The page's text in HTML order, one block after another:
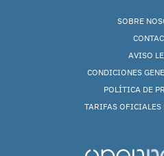
SOBRE
AVISO
CONDICIONES
POLÍTICA DE
TARIFAS OFICIALES